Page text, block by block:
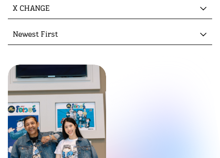
X CHANGE
Newest First